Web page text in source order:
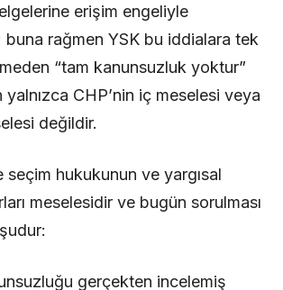
erişim engeliyle
rağmen YSK bu iddialara tek
“tam kanunsuzluk yoktur”
CHP’nin iç meselesi veya
değildir.
seçim hukukunun ve yargısal
meselesidir ve bugün sorulması
gerçekten incelemiş